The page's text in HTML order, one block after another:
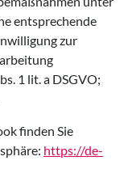
entsprechende
zur
1 lit. a DSGVO;
finden Sie
https://de-